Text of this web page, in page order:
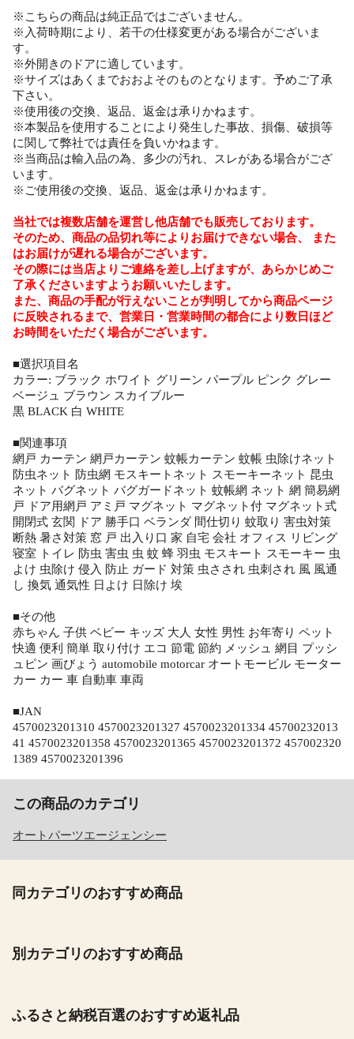
※こちらの商品は純正品ではございません。
※入荷時期により、若干の仕様変更がある場合がございま
す。
※外開きのドアに適しています。
※サイズはあくまでおおよそのものとなります。予めご了承
下さい。
※使用後の交換、返品、返金は承りかねます。
※本製品を使用することにより発生した事故、損傷、破損等
に関して弊社では責任を負いかねます。
※当商品は輸入品の為、多少の汚れ、スレがある場合がござ
います。
※ご使用後の交換、返品、返金は承りかねます。
当社では複数店舗を運営し他店舗でも販売しております。
そのため、商品の品切れ等によりお届けできない場合、 また
はお届けが遅れる場合がございます。
その際には当店よりご連絡を差し上げますが、あらかじめご
了承くださいますようお願いいたします。
また、商品の手配が行えないことが判明してから商品ページ
に反映されるまで、営業日・営業時間の都合により数日ほど
お時間をいただく場合がございます。
■選択項目名
カラー: ブラック ホワイト グリーン パープル ピンク グレー
ベージュ ブラウン スカイブルー
黒 BLACK 白 WHITE
■関連事項
網戸 カーテン 網戸カーテン 蚊帳カーテン 蚊帳 虫除けネット
防虫ネット 防虫網 モスキートネット スモーキーネット 昆虫
ネット バグネット バグガードネット 蚊帳網 ネット 網 簡易網
戸 ドア用網戸 アミ戸 マグネット マグネット付 マグネット式
開閉式 玄関 ドア 勝手口 ベランダ 間仕切り 蚊取り 害虫対策
断熱 暑さ対策 窓 戸 出入り口 家 自宅 会社 オフィス リビング
寝室 トイレ 防虫 害虫 虫 蚊 蜂 羽虫 モスキート スモーキー 虫
よけ 虫除け 侵入 防止 ガード 対策 虫さされ 虫刺され 風 風通
し 換気 通気性 日よけ 日除け 埃
■その他
赤ちゃん 子供 ベビー キッズ 大人 女性 男性 お年寄り ペット
快適 便利 簡単 取り付け エコ 節電 節約 メッシュ 網目 プッシ
ュピン 画びょう automobile motorcar オートモービル モーター
カー カー 車 自動車 車両
■JAN
4570023201310 4570023201327 4570023201334 45700232013
41 4570023201358 4570023201365 4570023201372 457002320
1389 4570023201396
この商品のカテゴリ
オートパーツエージェンシー
同カテゴリのおすすめ商品
別カテゴリのおすすめ商品
ふるさと納税百選のおすすめ返礼品